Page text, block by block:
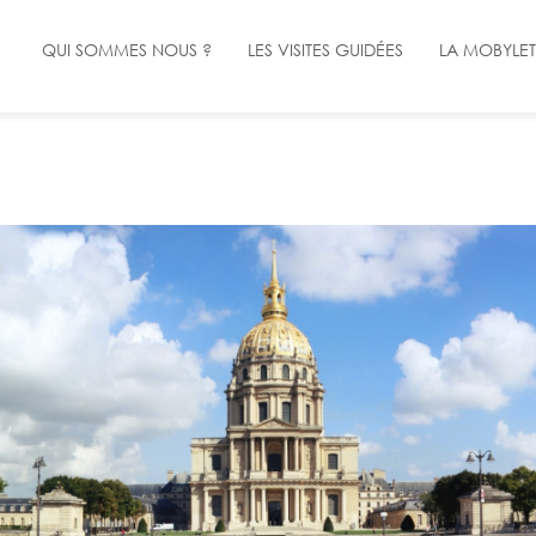
QUI SOMMES NOUS ? LES VISITES GUIDÉES LA
QUI SOMMES NOUS ? LES VISITES GUIDÉES LA